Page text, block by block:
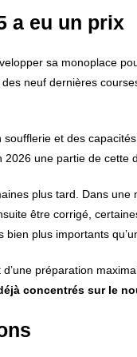
a eu un prix
sa monoplace
neuf dernières
et des
une partie de cette
plus tard. Dans
être corrigé,
plus importants
préparation
concentrés sur le